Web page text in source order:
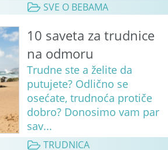
SVE O BEBAMA
10 saveta za trudnice
na odmoru
Trudne ste a želite da
putujete? Odlično se
osećate, trudnoća protiče
dobro? Donosimo vam par
sav...
TRUDNICA